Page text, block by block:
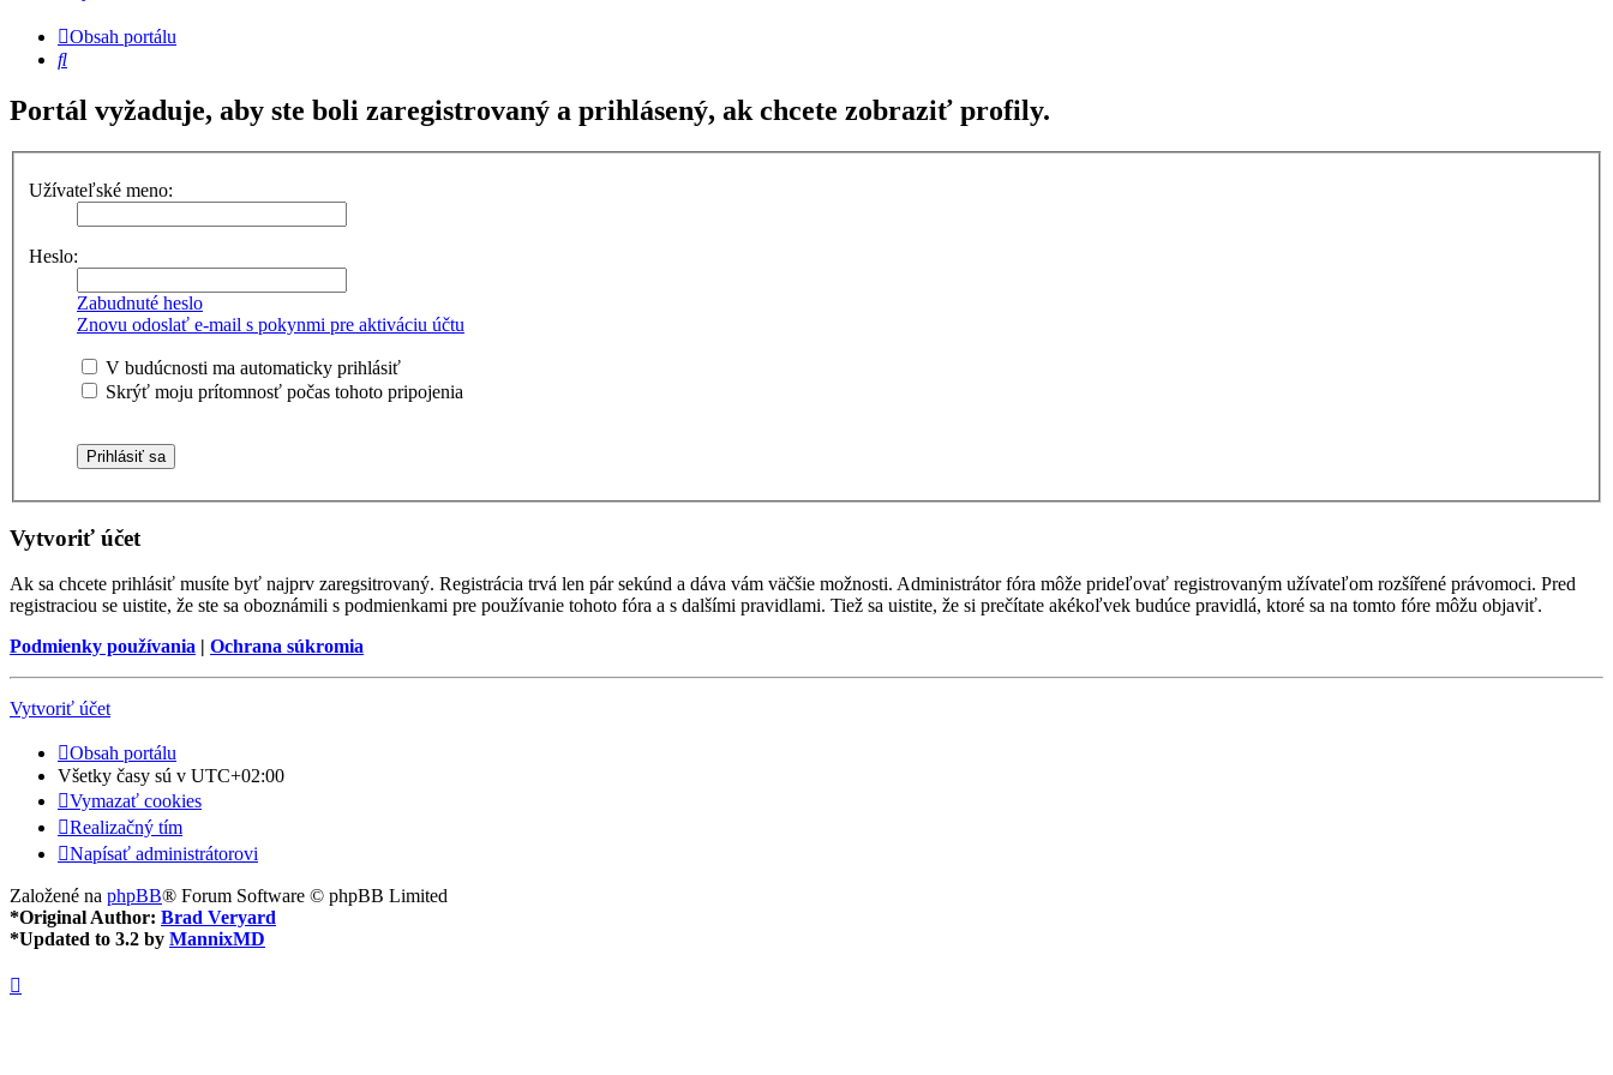
Obsah portálu
Hľadať
Portál vyžaduje, aby ste boli zaregistrovaný a prihlásený, ak chcete zobraziť profily.
Užívateľské meno:
Heslo:
Zabudnuté heslo
Znovu odoslať e-mail s pokynmi pre aktiváciu účtu
V budúcnosti ma automaticky prihlásiť
Skrýť moju prítomnosť počas tohoto pripojenia
Vytvoriť účet
Ak sa chcete prihlásiť musíte byť najprv zaregsitrovaný. Registrácia trvá len pár sekúnd a dáva vám väčšie možnosti. Administrátor fóra môže prideľovať registrovaným užívateľom rozšířené právomoci. Pred
registraciou se uistite, že ste sa oboznámili s podmienkami pre používanie tohoto fóra a s dalšími pravidlami. Tiež sa uistite, že si prečítate akékoľvek budúce pravidlá, ktoré sa na tomto fóre môžu objaviť.
Podmienky používania | Ochrana súkromia
Vytvoriť účet
Obsah portálu
Všetky časy sú v UTC+02:00
Vymazať cookies
Realizačný tím
Napísať administrátorovi
Založené na phpBB® Forum Software © phpBB Limited
*Original Author: Brad Veryard
*Updated to 3.2 by MannixMD